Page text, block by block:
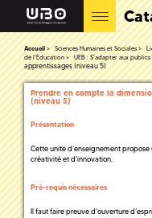
Accueil Sciences Humaines et Sociales
de l'Education
UEB : S'adapter aux publics
apprentissages (niveau 5)
Prendre en compte la
(niveau 5)
Présentation
Cette unité d’enseignement
créativité et d’innovation.
Pré-requis nécessaires
Il faut faire preuve d’ouverture